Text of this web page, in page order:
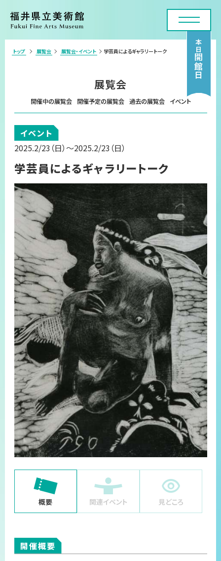
本日
開館日
各種申請・実技講座
コレクション
美術館について
お問い合わせフォーム
プライバシーポリシー
サイトマップ
トップ 展覧会 展覧会・イベント 学芸員によるギャラリートーク
展覧会
開催中の展覧会 開催予定の展覧会 過去の展覧会 イベント
イベント
2025.2/23 （日） ～2025.2/23 （日）
学芸員によるギャラリートーク
概要 関連イベント 見どころ
開催概要